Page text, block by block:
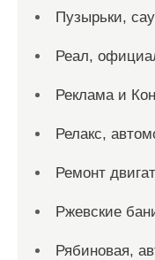
Пузырьки,
Реал,
Реклама и
Релакс,
Ремонт
Ржевские
Рябиновая,